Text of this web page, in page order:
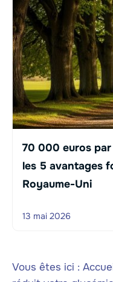
70 000 euros
les 5 avantages
Royaume-Uni
13 mai 2026
Vous êtes ici :